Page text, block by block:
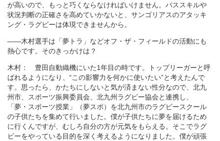
が高いので、もっと巧くならなければいけません。パススキルや
状況判断の正確さを高めていかないと、サンゴリアスのアタッキ
ング・ラグビーは体現できませんから。
――木村選手は「夢トラ」などオフ・ザ・フィールドの活動にも
熱心です。そのきっかけは？
木村： 豊田自動織機にいた1年目の時です。トップリーガーと呼
ばれるようになり、“この影響力を何かに使いたい”と考えたんで
す。思ったら、かたちにしないと気が済まない性分なので、北九
州市、スポーツ振興委員会、北九州ラグビー協会と連携し、
「夢・スポーツ授業」（夢スポ）を北九州市のラグビースクール
の子供たちを集めて行いました。僕が子供たちに夢を届けるため
に行くんですが、むしろ自分の方が元気をもらえる。そこでラグ
ビーをやっている目的を深く考えるようになりました。僕が頑張